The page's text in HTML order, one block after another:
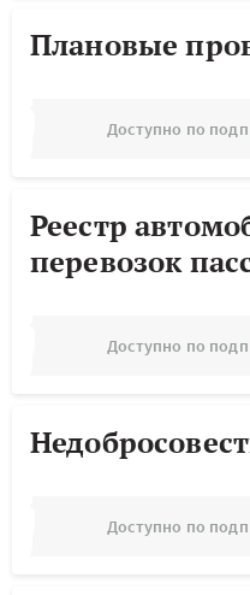
Плановые
Доступно по
Реестр
перевозок
Доступно по
Доступно по